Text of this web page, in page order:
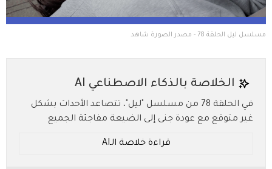
مسلسل ليل الحلقة 78 - مصدر الصورة شاهد
الخلاصة بالذكاء الاصطناعي AI
في الحلقة 78 من مسلسل "ليل"، تتصاعد الأحداث بشكل
غير متوقع مع عودة جنى إلى الضيعة مفاجئة الجميع
المستشفى. ما الذي سيحدث بعد هذه الصدمات المتتالية؟
قراءة خلاصة الـAI